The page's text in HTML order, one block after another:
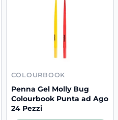
COLOURBOOK
Penna Gel Molly Bug
Colourbook Punta ad Ago
24 Pezzi